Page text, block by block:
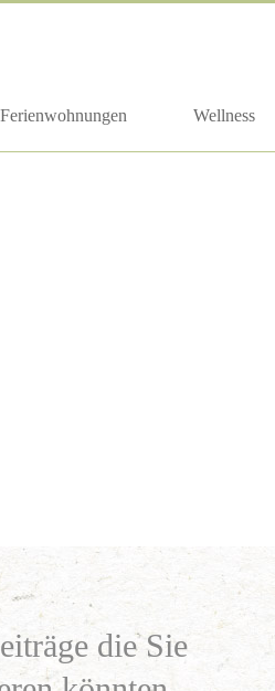
Ferienwohnungen Wellness
die Sie